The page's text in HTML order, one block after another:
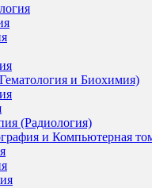
и Биохимия)
(Радиология)
и Компьютерная